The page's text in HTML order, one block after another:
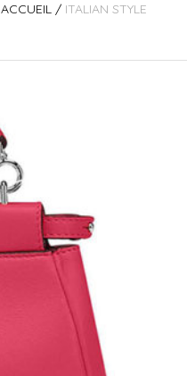
ACCUEIL / ITALIAN STYLE